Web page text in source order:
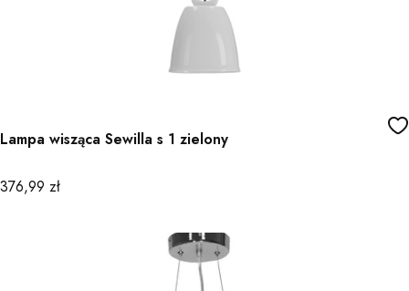
Lampa wisząca Sewilla s 1 zielony
Cena
376,99 zł